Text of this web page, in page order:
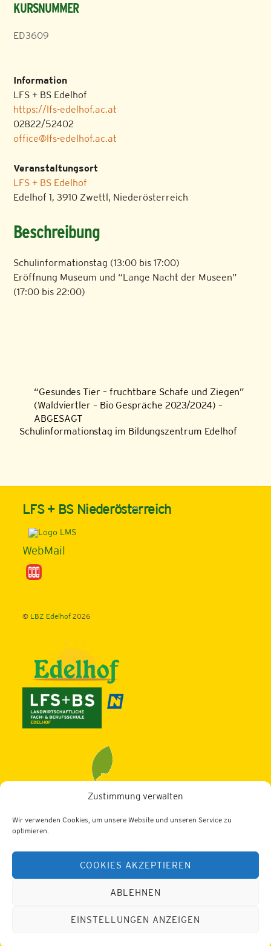
Zustimmung verwalten
Wir verwenden Cookies, um unsere Website und unseren Service zu
optimieren.
COOKIES AKZEPTIEREN
ABLEHNEN
EINSTELLUNGEN ANZEIGEN
KURSNUMMER
ED3609
Information
LFS + BS Edelhof
https://lfs-edelhof.ac.at
02822/52402
office@lfs-edelhof.ac.at
Veranstaltungsort
LFS + BS Edelhof
Edelhof 1, 3910 Zwettl, Niederösterreich
Beschreibung
Schulinformationstag (13:00 bis 17:00)
Eröffnung Museum und “Lange Nacht der Museen”
(17:00 bis 22:00)
“Gesundes Tier – fruchtbare Schafe und Ziegen”
(Waldviertler – Bio Gespräche 2023/2024) –
ABGESAGT
Schulinformationstag im Bildungszentrum Edelhof
Back
To
LFS + BS Niederösterreich
WebMail
© LBZ Edelhof2026
LBZ Edelhof
Tel.: 02822/52402
Web:https://lfs-edelhof.ac.at
office@lfs-edelhof.ac.at